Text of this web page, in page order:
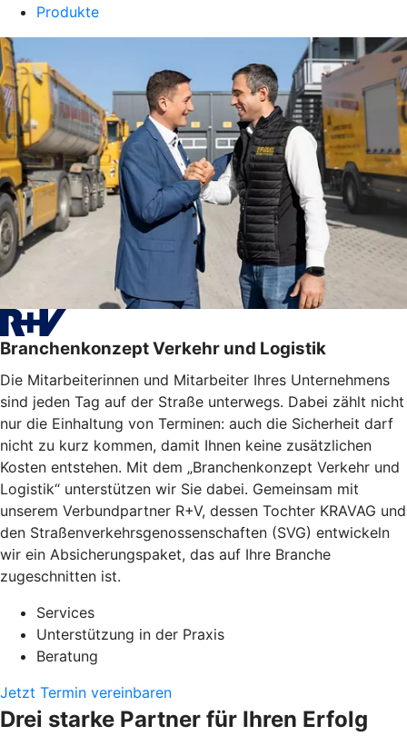
Produkte
Branchenkonzept Verkehr und Logistik
Die Mitarbeiterinnen und Mitarbeiter Ihres Unternehmens
sind jeden Tag auf der Straße unterwegs. Dabei zählt nicht
nur die Einhaltung von Terminen: auch die Sicherheit darf
nicht zu kurz kommen, damit Ihnen keine zusätzlichen
Kosten entstehen. Mit dem „Branchenkonzept Verkehr und
Logistik“ unterstützen wir Sie dabei. Gemeinsam mit
unserem Verbundpartner R+V, dessen Tochter KRAVAG und
den Straßenverkehrsgenossenschaften (SVG) entwickeln
wir ein Absicherungspaket, das auf Ihre Branche
zugeschnitten ist.
Services
Unterstützung in der Praxis
Beratung
Jetzt Termin vereinbaren
Drei starke Partner für Ihren Erfolg